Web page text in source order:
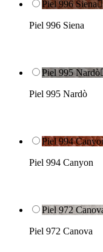
Piel 996 Siena
Piel 996 Siena
Piel 995 Nardò
Piel 995 Nardò
Piel 994
Piel 994 Canyon
Piel 972
Piel 972 Canova